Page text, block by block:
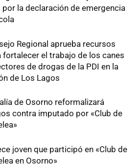
por la declaración de emergencia
Regional aprueba recursos
fortalecer el trabajo de los canes
de drogas de la PDI en la
de Los Lagos
de Osorno reformalizará
contra imputado por «Club de
joven que participó en «Club de
en Osorno»